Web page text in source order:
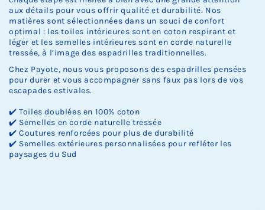
aux détails pour vous offrir qualité et durabilité. Nos
matières sont sélectionnées dans un souci de confort
optimal : les toiles intérieures sont en coton respirant et
léger et les semelles intérieures sont en corde naturelle
tressée, à l’image des espadrilles traditionnelles.
Chez Payote, nous vous proposons des espadrilles pensées
pour durer et vous accompagner sans faux pas lors de vos
escapades estivales.
✔️ Toiles doublées en 100% coton
✔️ Semelles en corde naturelle tressée
✔️ Coutures renforcées pour plus de durabilité
✔️ Semelles extérieures personnalisées pour refléter les
paysages du Sud